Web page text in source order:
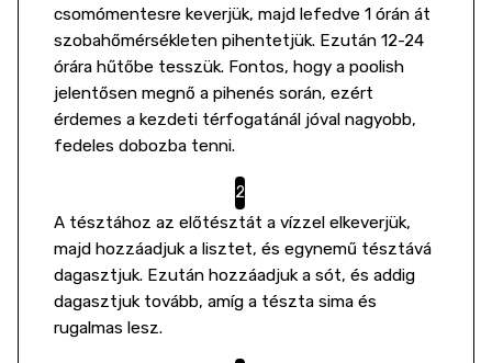
csomómentesre keverjük, majd lefedve 1 órán át
szobahőmérsékleten pihentetjük. Ezután 12-24
órára hűtőbe tesszük. Fontos, hogy a poolish
jelentősen megnő a pihenés során, ezért
érdemes a kezdeti térfogatánál jóval nagyobb,
fedeles dobozba tenni.
A tésztához az előtésztát a vízzel elkeverjük,
majd hozzáadjuk a lisztet, és egynemű tésztává
dagasztjuk. Ezután hozzáadjuk a sót, és addig
dagasztjuk tovább, amíg a tészta sima és
rugalmas lesz.